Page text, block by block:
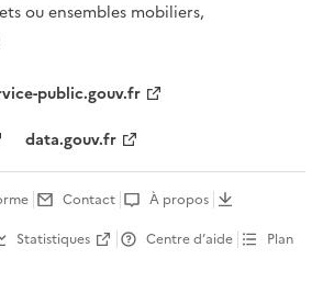
ou ensembles mobiliers,
public.gouv.fr
data.gouv.fr
Contact
À propos
Statistiques Centre d’aide
Plan